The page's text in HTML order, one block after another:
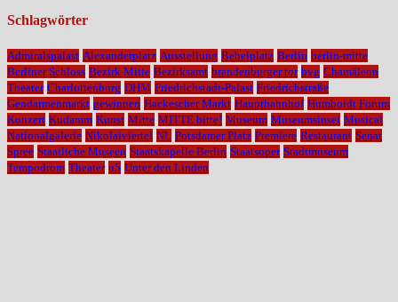
Schlagwörter
Admiralspalast Alexanderplatz Ausstellung Bebelplatz Berlin berlin-mitte
Berliner Schloss Bezirk Mitte Bezirksamt brandenburger tor bvg Chamäleon
Theater Charlottenburg DHM Friedrichstadt-Palast Friedrichstraße
Gendarmenmarkt gewinnen Hackescher Markt Hauptbahnhof Humboldt Forum
Konzert Kudamm Kunst Mitte MITTE bitte! Museum Museumsinsel Musical
Nationalgalerie Nikolaiviertel NL Potsdamer Platz Premiere Restaurant Senat
Spree Staatliche Museen Staatskapelle Berlin Staatsoper Stadtmuseum
Tempodrom Theater u5 Unter den Linden